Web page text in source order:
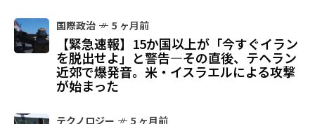
国際政治 5 ヶ月前
【緊急速報】15か国以上が「今すぐイラン
を脱出せよ」と警告—その直後、テヘラン
近郊で爆発音。米・イスラエルによる攻撃
が始まった
テクノロジー 5 ヶ月前